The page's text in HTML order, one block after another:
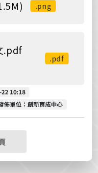
.png
.pdf
.pdf
22 10:18
佈單位
佈單位：創新育成中心